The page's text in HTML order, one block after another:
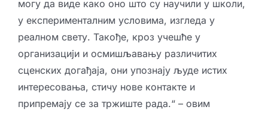
могу да виде како оно што су научили у школи,
у експерименталним условима, изгледа у
реалном свету. Такође, кроз учешће у
организацији и осмишљавању различитих
сценских догађаја, они упознају људе истих
интересовања, стичу нове контакте и
припремају се за тржиште рада.“ – овим